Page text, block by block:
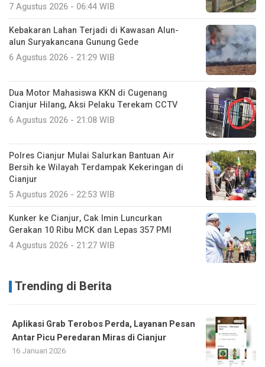
7 Agustus 2026 - 06:44 WIB
Kebakaran Lahan Terjadi di Kawasan Alun-
alun Suryakancana Gunung Gede
6 Agustus 2026 - 21:29 WIB
Dua Motor Mahasiswa KKN di Cugenang
Cianjur Hilang, Aksi Pelaku Terekam CCTV
6 Agustus 2026 - 21:08 WIB
Polres Cianjur Mulai Salurkan Bantuan Air
Bersih ke Wilayah Terdampak Kekeringan di
Cianjur
5 Agustus 2026 - 22:53 WIB
Kunker ke Cianjur, Cak Imin Luncurkan
Gerakan 10 Ribu MCK dan Lepas 357 PMI
4 Agustus 2026 - 21:27 WIB
Trending di Berita
Aplikasi Grab Terobos Perda, Layanan Pesan
Antar Picu Peredaran Miras di Cianjur
16 Januari 2026